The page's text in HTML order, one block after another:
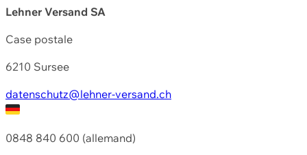
Lehner Versand SA
Case postale
6210 Sursee
datenschutz@lehner-versand.ch
0848 840 600 (allemand)